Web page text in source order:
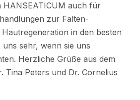
HANSEATICUM auch für
zur Falten-
in den besten
sehr, wenn sie uns
Herzliche Grüße aus dem
Tina Peters und Dr. Cornelius